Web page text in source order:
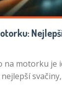
na motorku je